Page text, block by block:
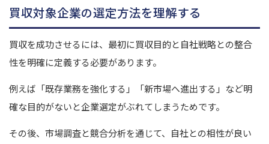
買収対象企業の選定方法を理解する
買収を成功させるには、最初に買収目的と自社戦略との整合
性を明確に定義する必要があります。
例えば「既存業務を強化する」「新市場へ進出する」など明
確な目的がないと企業選定がぶれてしまうためです。
その後、市場調査と競合分析を通じて、自社との相性が良い